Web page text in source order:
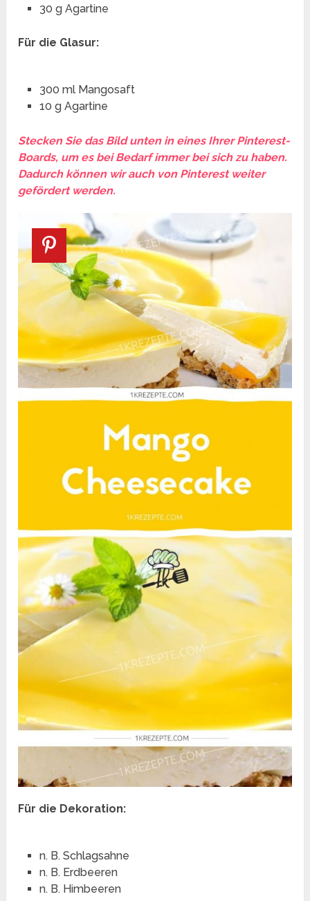
30 g Agartine
Für die Glasur:
300 ml Mangosaft
10 g Agartine
Stecken Sie das Bild unten in eines Ihrer Pinterest-
Boards, um es bei Bedarf immer bei sich zu haben.
Dadurch können wir auch von Pinterest weiter
gefördert werden.
Für die Dekoration:
n. B. Schlagsahne
n. B. Erdbeeren
n. B. Himbeeren